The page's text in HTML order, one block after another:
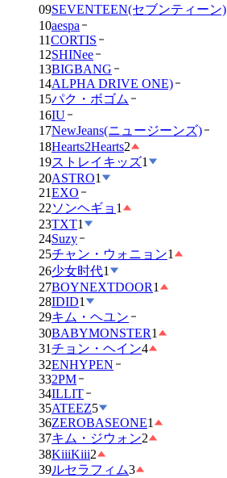
09SEVENTEEN(セブンティーン)
10aespa
11CORTIS
12SHINee
13BIGBANG
14ALPHA DRIVE ONE)
15パク・ボゴム
16IU
17NewJeans(ニュージーンズ)
18Hearts2Hearts2
19ストレイキッズ1
20ASTRO1
21EXO
22ソンヘギョ 1
23TXT1
24Suzy
25チャン・ウォニョン1
26少女时代1
27BOYNEXTDOOR1
28IDID1
29キム・ヘユン
30BABYMONSTER1
31チョン・ヘイン4
32ENHYPEN
332PM
34ILLIT
35ATEEZ5
36ZEROBASEONE1
37キム・ジウォン2
38KiiiKiii2
39ルセラフィム3